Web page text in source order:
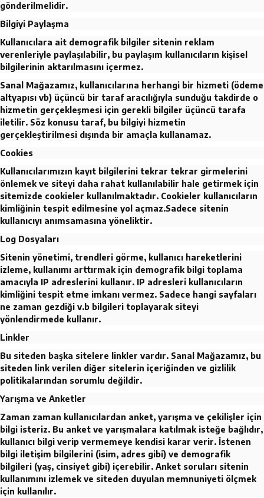
gönderilmelidir.
Bilgiyi Paylaşma
Kullanıcılara ait demografik bilgiler sitenin reklam
verenleriyle paylaşılabilir, bu paylaşım kullanıcıların kişisel
bilgilerinin aktarılmasını içermez.
Sanal Mağazamız, kullanıcılarına herhangi bir hizmeti (ödeme
altyapısı vb) üçüncü bir taraf aracılığıyla sunduğu takdirde o
hizmetin gerçekleşmesi için gerekli bilgiler üçüncü tarafa
iletilir. Söz konusu taraf, bu bilgiyi hizmetin
gerçekleştirilmesi dışında bir amaçla kullanamaz.
Cookies
Kullanıcılarımızın kayıt bilgilerini tekrar tekrar girmelerini
önlemek ve siteyi daha rahat kullanılabilir hale getirmek için
sitemizde cookieler kullanılmaktadır. Cookieler kullanıcıların
kimliğinin tespit edilmesine yol açmaz.Sadece sitenin
kullanıcıyı anımsamasına yöneliktir.
Log Dosyaları
Sitenin yönetimi, trendleri görme, kullanıcı hareketlerini
izleme, kullanımı arttırmak için demografik bilgi toplama
amacıyla IP adreslerini kullanır. IP adresleri kullanıcıların
kimliğini tespit etme imkanı vermez. Sadece hangi sayfaları
ne zaman gezdiği v.b bilgileri toplayarak siteyi
yönlendirmede kullanır.
Linkler
Bu siteden başka sitelere linkler vardır. Sanal Mağazamız, bu
siteden link verilen diğer sitelerin içeriğinden ve gizlilik
politikalarından sorumlu değildir.
Yarışma ve Anketler
Zaman zaman kullanıcılardan anket, yarışma ve çekilişler için
bilgi isteriz. Bu anket ve yarışmalara katılmak isteğe bağlıdır,
kullanıcı bilgi verip vermemeye kendisi karar verir. İstenen
bilgi iletişim bilgilerini (isim, adres gibi) ve demografik
bilgileri (yaş, cinsiyet gibi) içerebilir. Anket soruları sitenin
kullanımını izlemek ve siteden duyulan memnuniyeti ölçmek
için kullanılır.